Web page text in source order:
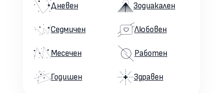
Дневен
Седмичен
Месечен
Годишен
Зодиакален
Любовен
Работен
Здравен